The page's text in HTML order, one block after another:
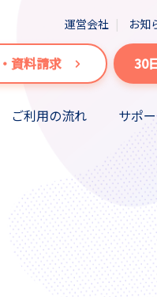
ご利用の流れ サポ
運営会社 お知
資料請求 30